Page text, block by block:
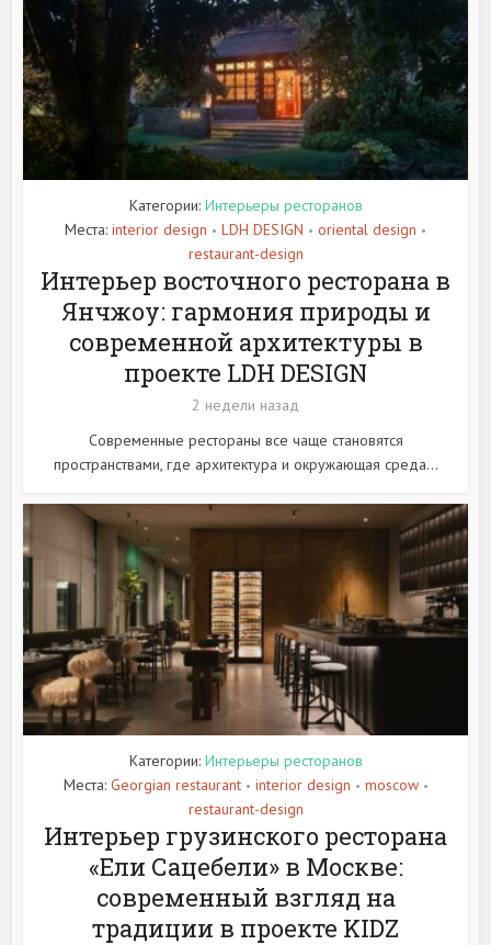
Категории: Интерьеры ресторанов
Места: interior design • LDH DESIGN • oriental design •
restaurant-design
Интерьер восточного ресторана в
Янчжоу: гармония природы и
современной архитектуры в
проекте LDH DESIGN
2 недели назад
Современные рестораны все чаще становятся
пространствами, где архитектура и окружающая среда...
Категории: Интерьеры ресторанов
Места: Georgian restaurant • interior design • moscow •
restaurant-design
Интерьер грузинского ресторана
«Ели Сацебели» в Москве:
современный взгляд на
традиции в проекте KIDZ